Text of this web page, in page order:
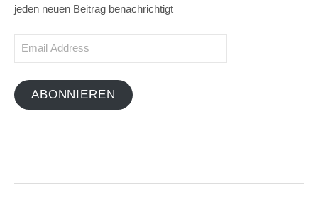
jeden neuen Beitrag benachrichtigt
ABONNIEREN